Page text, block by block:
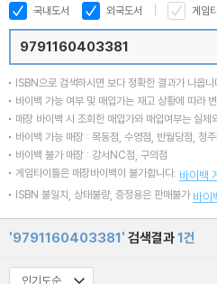
국내도서 외국도서 게임
ISBN으로 검색하시면 보다 정확한 결과가 나옵니
바이백 가능 여부 및 매입가는 재고 상황에 따라
매장 바이백 시 조회한 매입가와 매입여부는 실제
바이백 가능 매장 : 목동점, 수영점, 반월당점, 청
바이백 불가 매장 : 강서NC점, 구의점
게임타이틀은 매장바이백이 불가합니다. 바이백
ISBN 불일치, 상태불량, 증정용은 판매불가 바이
'9791160403381' 검색결과1건